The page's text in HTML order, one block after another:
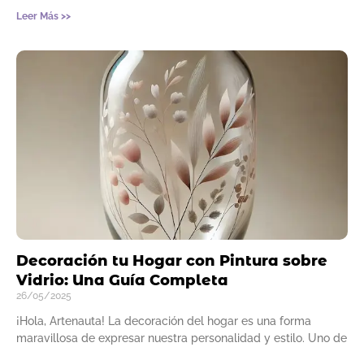
Leer Más >>
Decoración tu Hogar con Pintura sobre
Vidrio: Una Guía Completa
26/05/2025
¡Hola, Artenauta! La decoración del hogar es una forma
maravillosa de expresar nuestra personalidad y estilo. Uno de